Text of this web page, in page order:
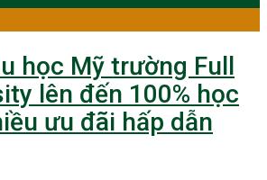
học Mỹ trường Full
lên đến 100% học
ưu đãi hấp dẫn